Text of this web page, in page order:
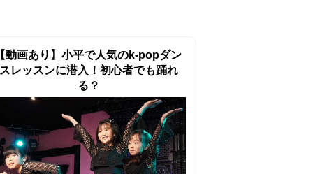
【動画あり】小平で人気のk-popダン
スレッスンに潜入！初心者でも踊れ
る？